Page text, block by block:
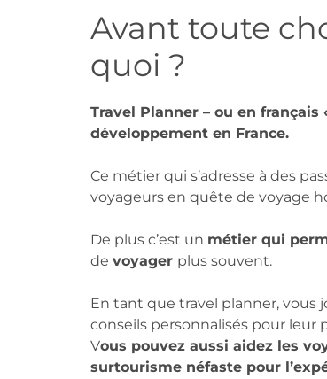
Avant toute
quoi ?
Travel Planner – ou en
développement en France.
Ce métier qui s’adresse à des
voyageurs en quête de voyage
De plus c’est un métier qui
de voyager plus souvent.
En tant que travel planner, vous
conseils personnalisés pour leur
Vous pouvez aussi aidez les
surtourisme néfaste pour